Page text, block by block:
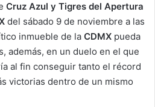
Cruz Azul y Tigres del Apertura
del sábado 9 de noviembre a las
inmueble de la CDMX pueda
además, en un duelo en el que
al fin conseguir tanto el récord
victorias dentro de un mismo